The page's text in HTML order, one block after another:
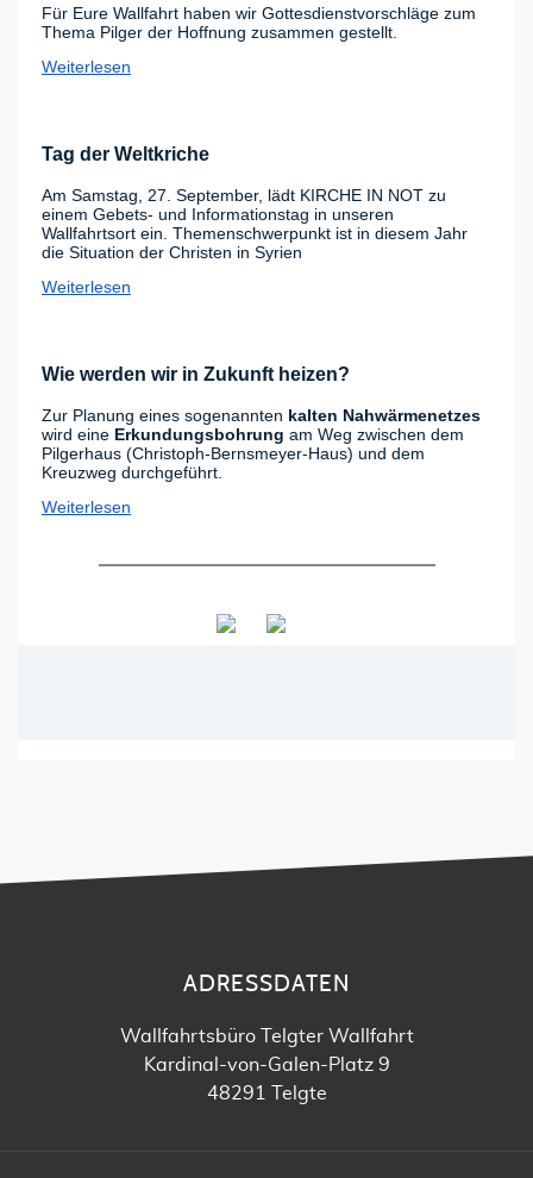
ADRESSDATEN
Wallfahrtsbüro Telgter Wallfahrt
Kardinal-von-Galen-Platz 9
48291 Telgte